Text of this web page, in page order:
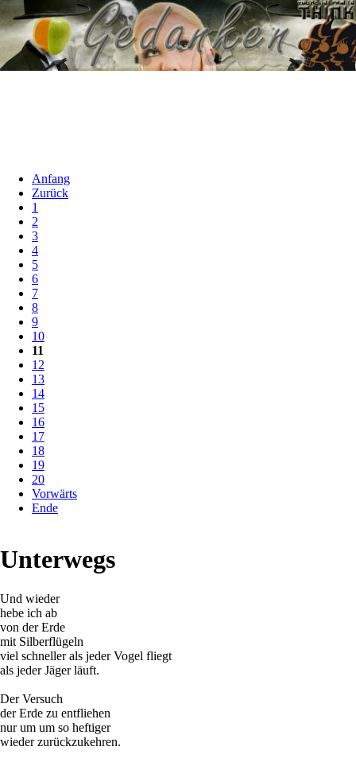
Anfang
Zurück
1
2
3
4
5
6
7
8
9
10
11
12
13
14
15
16
17
18
19
20
Vorwärts
Ende
Unterwegs
Und wieder
hebe ich ab
von der Erde
mit Silberflügeln
viel schneller als jeder Vogel fliegt
als jeder Jäger läuft.
Der Versuch
der Erde zu entfliehen
nur um um so heftiger
wieder zurückzukehren.